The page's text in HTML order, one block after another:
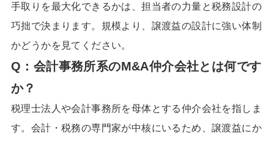
手取りを最大化できるかは、担当者の力量と税務設計の
巧拙で決まります。規模より、譲渡益の設計に強い体制
かどうかを見てください。
Q：会計事務所系のM&A仲介会社とは何です
か？
税理士法人や会計事務所を母体とする仲介会社を指しま
す。会計・税務の専門家が中核にいるため、譲渡益にか